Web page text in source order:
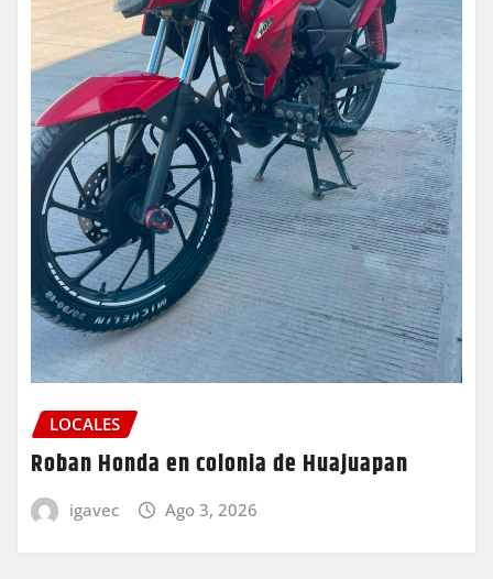
LOCALES
Roban Honda en colonia de Huajuapan
igavec Ago 3, 2026